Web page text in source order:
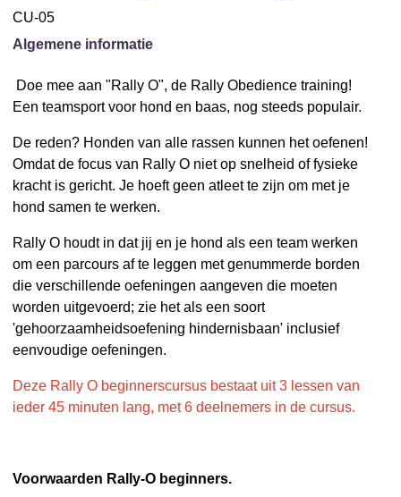
CU-05
Algemene informatie
Doe mee aan "Rally O", de Rally Obedience training!
Een teamsport voor hond en baas, nog steeds populair.
De reden? Honden van alle rassen kunnen het oefenen!
Omdat de focus van Rally O niet op snelheid of fysieke
kracht is gericht. Je hoeft geen atleet te zijn om met je
hond samen te werken.
Rally O houdt in dat jij en je hond als een team werken
om een ​​parcours af te leggen met genummerde borden
die verschillende oefeningen aangeven die moeten
worden uitgevoerd; zie het als een soort
'gehoorzaamheidsoefening hindernisbaan' inclusief
eenvoudige oefeningen.
Deze Rally O beginnerscursus bestaat uit 3 lessen van
ieder 45 minuten lang, met 6 deelnemers in de cursus.
Voorwaarden Rally-O beginners.